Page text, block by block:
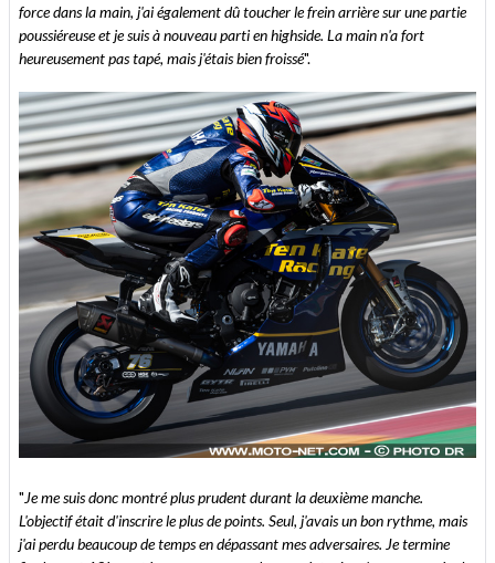
force dans la main, j'ai également dû toucher le frein arrière sur une partie
poussiéreuse et je suis à nouveau parti en highside. La main n'a fort
heureusement pas tapé, mais j'étais bien froissé".
"Je me suis donc montré plus prudent durant la deuxième manche.
L'objectif était d'inscrire le plus de points. Seul, j'avais un bon rythme, mais
j'ai perdu beaucoup de temps en dépassant mes adversaires. Je termine